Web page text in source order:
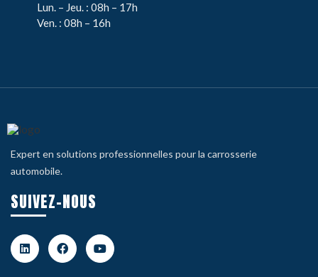
Lun. – Jeu. : 08h – 17h
Ven. : 08h – 16h
Expert en solutions professionnelles pour la carrosserie
automobile.
SUIVEZ-NOUS